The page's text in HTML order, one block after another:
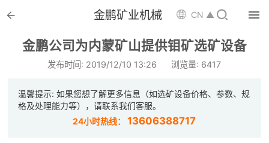
 金鹏矿业机械 CN ▲ 
金鹏公司为内蒙矿山提供钼矿选矿设备
发布时间: 2019/12/10 13:26 浏览量: 6417
温馨提示: 如果您想了解更多信息（如选矿设备价格、参数、规
格及处理能力等），请联系我们客服。
24小时热线：13606388717
 首页
 选矿设备
 配件耗材
